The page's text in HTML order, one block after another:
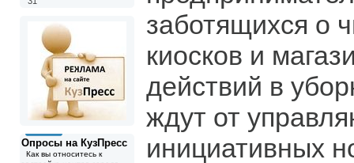
Опросы на КузПресс
Как вы относитесь к
заботящихся о
киосков и
действий в
ждут от
инициативных